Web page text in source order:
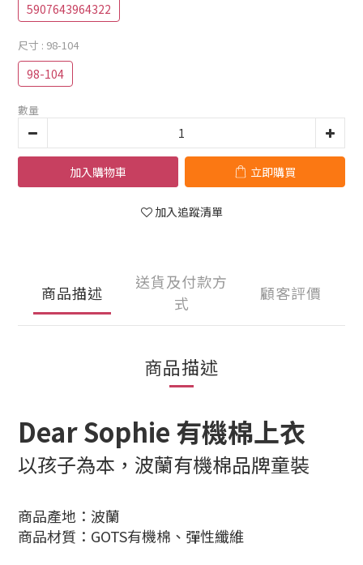
5907643964322
尺寸 : 98-104
98-104
數量
加入購物車 立即購買
加入追蹤清單
商品描述
送貨及付款方
式
顧客評價
商品描述
Dear Sophie 有機棉上衣
以孩子為本，波蘭有機棉品牌童裝
商品產地：波蘭
商品材質：GOTS有機棉、彈性纖維